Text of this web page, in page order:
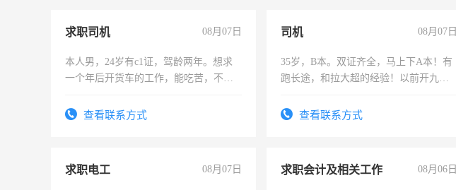
求职司机 08月07日
本人男，24岁有c1证，驾龄两年。想求
一个年后开货车的工作，能吃苦，不怕
查看联系方式
司机 08月07日
35岁，B本。双证齐全，马上下A本！有
跑长途，和拉大超的经验！以前开九米
查看联系方式
求职电工 08月07日 求职会计及相关工作 08月06日